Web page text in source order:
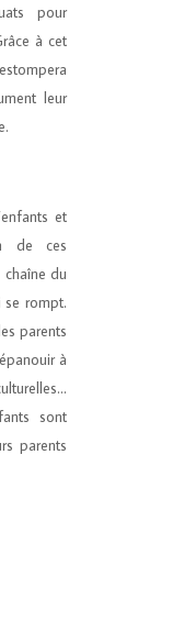
pour
à cet
leur
et
de ces
du
rompt.
parents
à
sont
parents